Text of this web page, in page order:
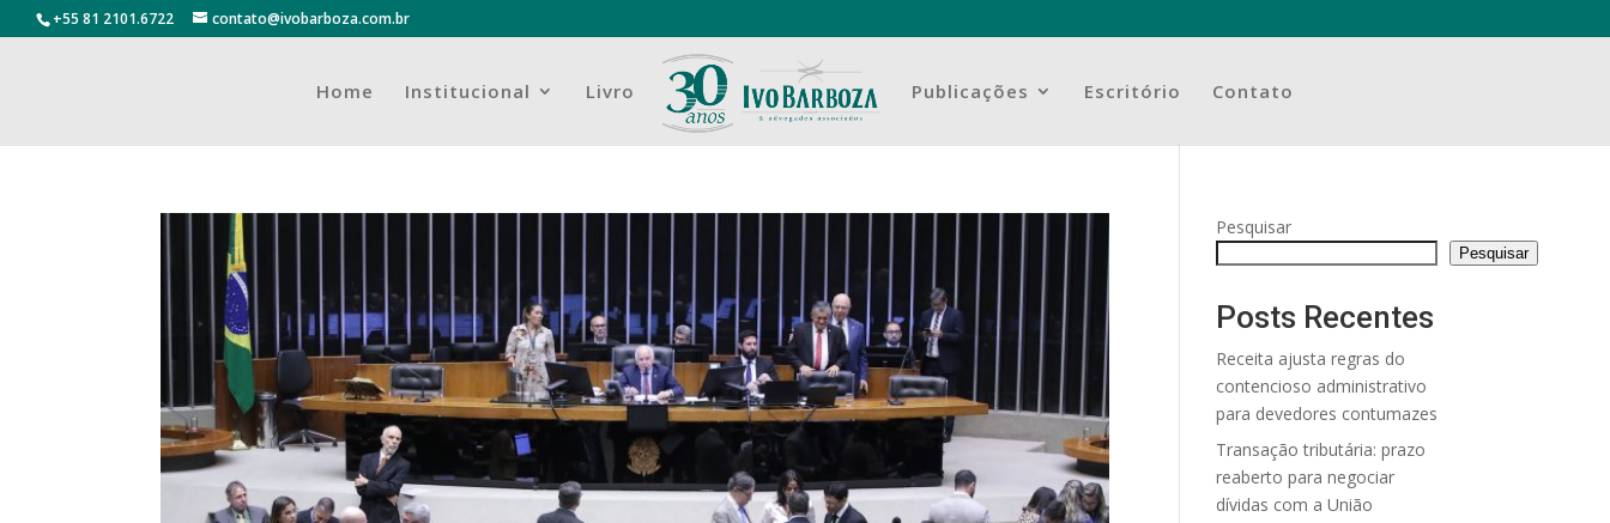
+55 81 2101.6722 contato@ivobarboza.com.br
Home Institucional Livro Publicações Escritório Contato
Pesquisar
Pesquisar
Posts Recentes
Receita ajusta regras do
contencioso administrativo
para devedores contumazes
Transação tributária: prazo
reaberto para negociar
dívidas com a União